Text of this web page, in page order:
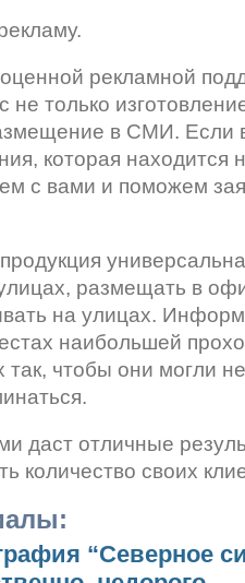
рекламной
не только
в СМИ. Если
которая находится
с вами и поможем
размещать в
на улицах.
наибольшей
чтобы они могли
даст отличные
количество своих
“Северное